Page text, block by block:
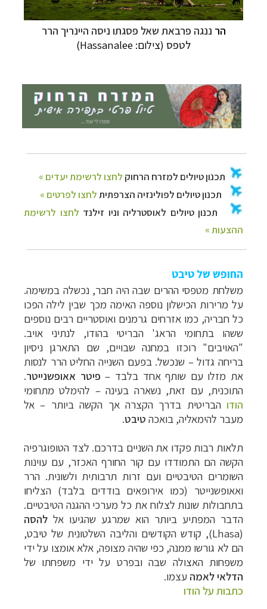
הר ננגה פרבאת שאל פסגתו ניסה היינריך הרר
לטפס (צילום: Hassanalee
)
החופש של טיבט
משלחת מטפסי ההרים שבה היה חבר, נכשלה במשימה.
על מרירות הכישלון נוספה האימה מכך שבין לילה הפכו
כל חבריה, כמו אזרחים גרמנים ואוסטריים רבים נוספים
ששהו בתחומי הראג' הבריטי בהודו, לנתיני אויב.
"האויבים" רוכזו במחנה שבויים, שם התארגן ניסיון
בריחה גדול– שנכשל. בפעם השנייה החליט הרר לנסות
את מזלו עם שותף אחד בלבד – פיטר אאופשנייטר.
התוכנית, עם זאת, נשארה בעינה– להימלט מתחומי
הודו הבריטית בדרך הקצרה אך הקשה ביותר – אל
מעבר להימאליה, בואכה טיבט.
תלאות רבות פקדו את השניים בדרכם. לצד הטופוגרפיה
הקשה הם התמודדו עם קור החורף האכזר, עם עוינות
השומרים הטיבטיים ועם זרות תרבותית ולשונית. הרר
ואאופשנייטר (כמו אירופאים בודדים בלבד) הצליחו
בתחבולות שונות לצלוח את כל מערכי ההגנה הטיבטיים.
הדבר המפתיע ביותר הוא שמרגע שהגיעו אל להסה
(
Lhasa), קודש הקודשים והליבה השלטונית של טיבט,
הם לא גורשו ממנה, כפי שהיה מצופה, אלא אומצו על ידי
משפחות האצולה שבה ובפרט על ידי משפחתו של
הדלאי לאמה עצמו.
כתבות על הודו